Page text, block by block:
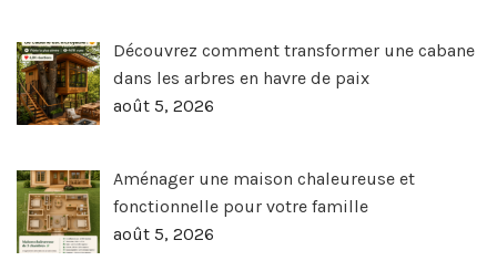
Découvrez comment transformer une cabane
dans les arbres en havre de paix
août 5, 2026
Aménager une maison chaleureuse et
fonctionnelle pour votre famille
août 5, 2026